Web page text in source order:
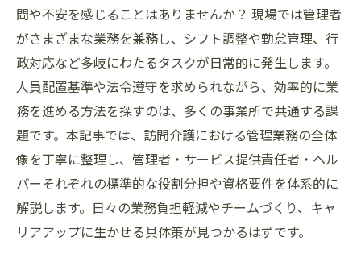
問や不安を感じることはありませんか？ 現場では管理者
がさまざまな業務を兼務し、シフト調整や勤怠管理、行
政対応など多岐にわたるタスクが日常的に発生します。
人員配置基準や法令遵守を求められながら、効率的に業
務を進める方法を探すのは、多くの事業所で共通する課
題です。本記事では、訪問介護における管理業務の全体
像を丁寧に整理し、管理者・サービス提供責任者・ヘル
パーそれぞれの標準的な役割分担や資格要件を体系的に
解説します。日々の業務負担軽減やチームづくり、キャ
リアアップに生かせる具体策が見つかるはずです。